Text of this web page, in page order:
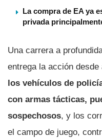
La compra de EA ya
privada
Una carrera a
entrega la acción
los vehí­culos de
con armas tácticas,
sospechosos, y los
el campo de juego,